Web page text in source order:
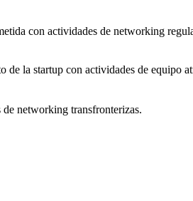
con actividades de networking
la startup con actividades de equipo
networking transfronterizas.